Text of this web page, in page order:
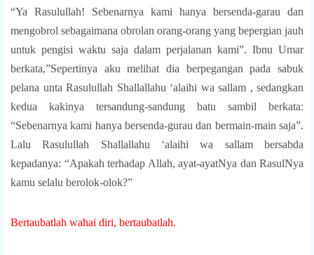
“Ya Rasulullah! Sebenarnya kami hanya bersenda-garau dan
mengobrol sebagaimana obrolan orang-orang yang bepergian jauh
untuk pengisi waktu saja dalam perjalanan kami”. Ibnu Umar
berkata,”Sepertinya aku melihat dia berpegangan pada sabuk
pelana unta Rasulullah Shallallahu ‘alaihi wa sallam , sedangkan
kedua kakinya tersandung-sandung batu sambil berkata:
“Sebenarnya kami hanya bersenda-gurau dan bermain-main saja”.
Lalu Rasulullah Shallallahu ‘alaihi wa sallam bersabda
kepadanya: “Apakah terhadap Allah, ayat-ayatNya dan RasulNya
kamu selalu berolok-olok?”
Bertaubatlah wahai diri, bertaubatlah.